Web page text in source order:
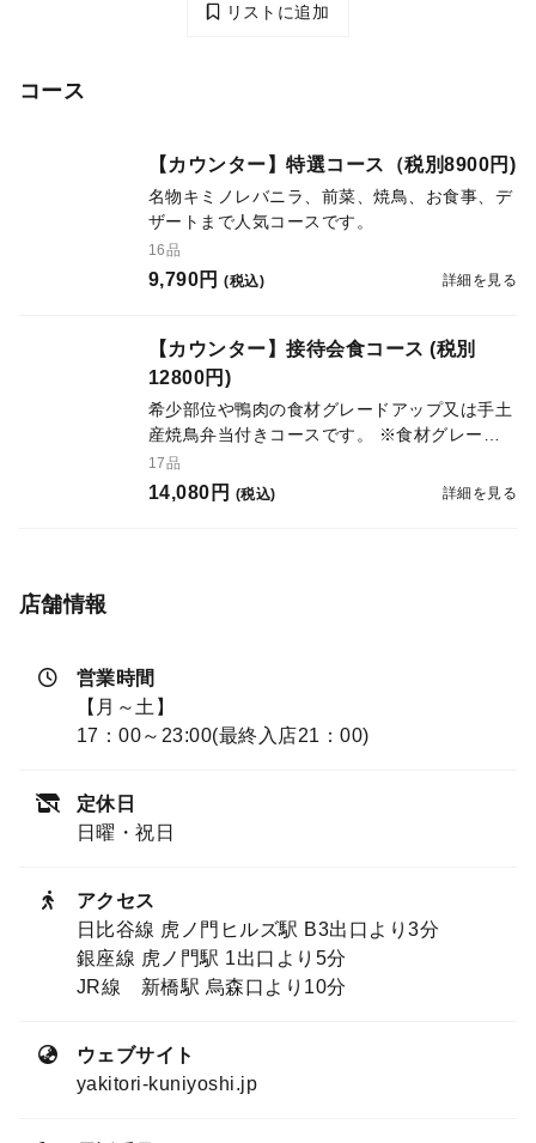
リストに追加
コース
【カウンター】特選コース（税別8900円)
名物キミノレバニラ、前菜、焼鳥、お食事、デ
ザートまで人気コースです。
16品
9,790円 (税込) 詳細を見る
【カウンター】接待会食コース (税別
12800円)
希少部位や鴨肉の食材グレードアップ又は手土
産焼鳥弁当付きコースです。 ※食材グレード
アップまたは手土産/焼鳥そぼろ弁当よりお選
びください。
17品
14,080円 (税込) 詳細を見る
店舗情報
営業時間
【月～土】
17：00～23:00(最終入店21：00)
定休日
日曜・祝日
アクセス
日比谷線 虎ノ門ヒルズ駅 B3出口より3分
銀座線 虎ノ門駅 1出口より5分
JR線 新橋駅 烏森口より10分
ウェブサイト
yakitori-kuniyoshi.jp